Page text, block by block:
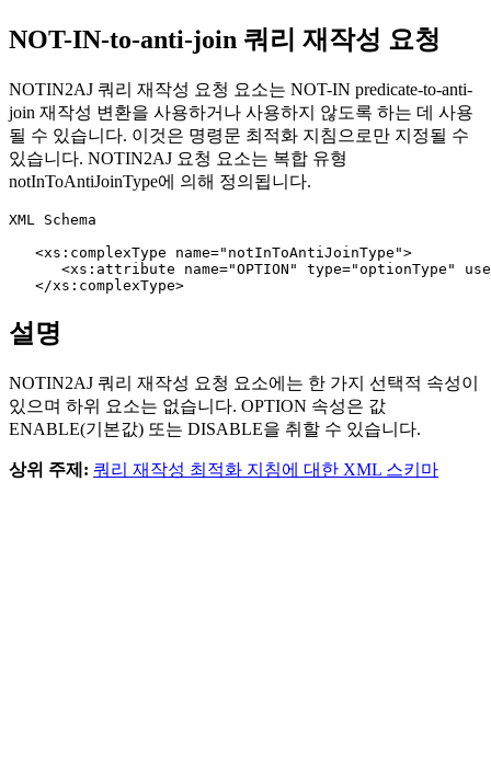
NOT-IN-to-anti-join 쿼리 재작성 요청
NOTIN2AJ 쿼리 재작성 요청 요소는 NOT-IN predicate-to-anti-
join 재작성 변환을 사용하거나 사용하지 않도록 하는 데 사용
될 수 있습니다. 이것은 명령문 최적화 지침으로만 지정될 수
있습니다. NOTIN2AJ 요청 요소는 복합 유형
notInToAntiJoinType에 의해 정의됩니다.
XML Schema
   <xs:complexType name="notInToAntiJoinType">
<xs:attribute name="OPTION" type="optionType"
   </xs:complexType>
설명
NOTIN2AJ 쿼리 재작성 요청 요소에는 한 가지 선택적 속성이
있으며 하위 요소는 없습니다. OPTION 속성은 값
ENABLE(기본값) 또는 DISABLE을 취할 수 있습니다.
상위 주제: 쿼리 재작성 최적화 지침에 대한 XML 스키마